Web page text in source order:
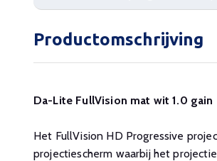
Productomschrijving
Da-Lite FullVision mat wit 1.0 gain
Het FullVision HD Progressive
projectiescherm waarbij het